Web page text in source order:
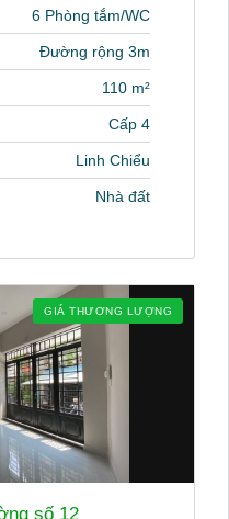
6 Phòng tắm/WC
Đường rộng 3m
110 m²
Cấp 4
Linh Chiểu
Nhà đất
GIÁ THƯƠNG LƯỢNG
số 12